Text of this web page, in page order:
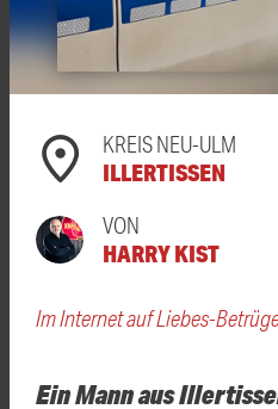
KREIS NEU-ULM
ILLERTISSEN
VON
HARRY KIST
Im Internet auf Liebes-
Ein Mann aus